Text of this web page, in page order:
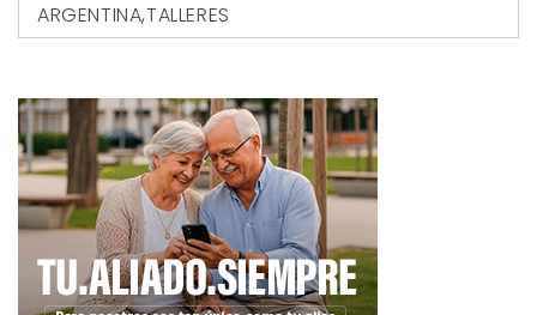
ARGENTINA,TALLERES